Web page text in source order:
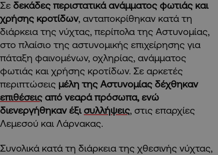
Σε δεκάδες περιστατικά ανάμματος φωτιάς και
χρήσης κροτίδων, ανταποκρίθηκαν κατά τη
διάρκεια της νύχτας, περίπολα της Αστυνομίας,
στο πλαίσιο της αστυνομικής επιχείρησης για
πάταξη φαινομένων, οχληρίας, ανάμματος
φωτιάς και χρήσης κροτίδων. Σε αρκετές
περιπτώσεις μέλη της Αστυνομίας δέχθηκαν
επιθέσεις από νεαρά πρόσωπα, ενώ
διενεργήθηκαν έξισυλλήψεις, στις επαρχίες
Λεμεσού και Λάρνακας.
Συνολικά κατά τη διάρκεια της χθεσινής νύχτας,